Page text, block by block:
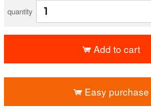
quantity
Add to cart
Easy purchase